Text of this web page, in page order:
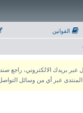
القوانين
عبر أي من وسائل